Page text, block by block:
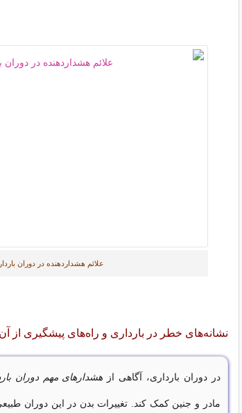
علائم هشداردهنده در دوران
نشانه‌های خطر در بارداری و راه‌های پیشگیری از
در دوران بارداری، آگاهی از هشدارهای مهم دوران
مادر و جنین کمک کند. تغییرات بدن در این دوران